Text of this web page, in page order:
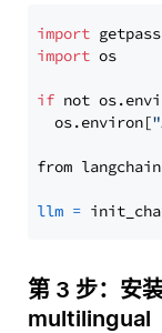
import
import os
if not
  os.environ[
from
llm =
第 3 步：安
multilingual